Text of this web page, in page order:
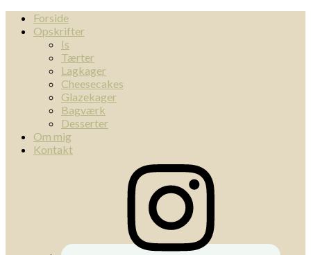
Forside
Opskrifter
Is
Tærter
Lagkager
Cheesecakes
Glazekager
Bagværk
Desserter
Om mig
Kontakt